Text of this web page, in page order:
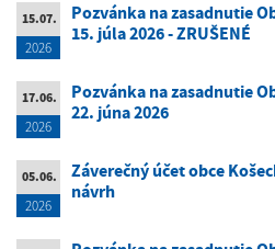
15.07.
2026
Pozvánka na zasadnutie
15. júla 2026 - ZRUŠENÉ
17.06.
2026
Pozvánka na zasadnutie
22. júna 2026
05.06.
2026
Záverečný účet obce
návrh